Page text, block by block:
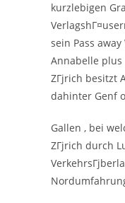
kurzlebigen
sein Pass
Annabelle plus
ZГјrich besitzt
dahinter Genf
Gallen , bei
ZГјrich durch